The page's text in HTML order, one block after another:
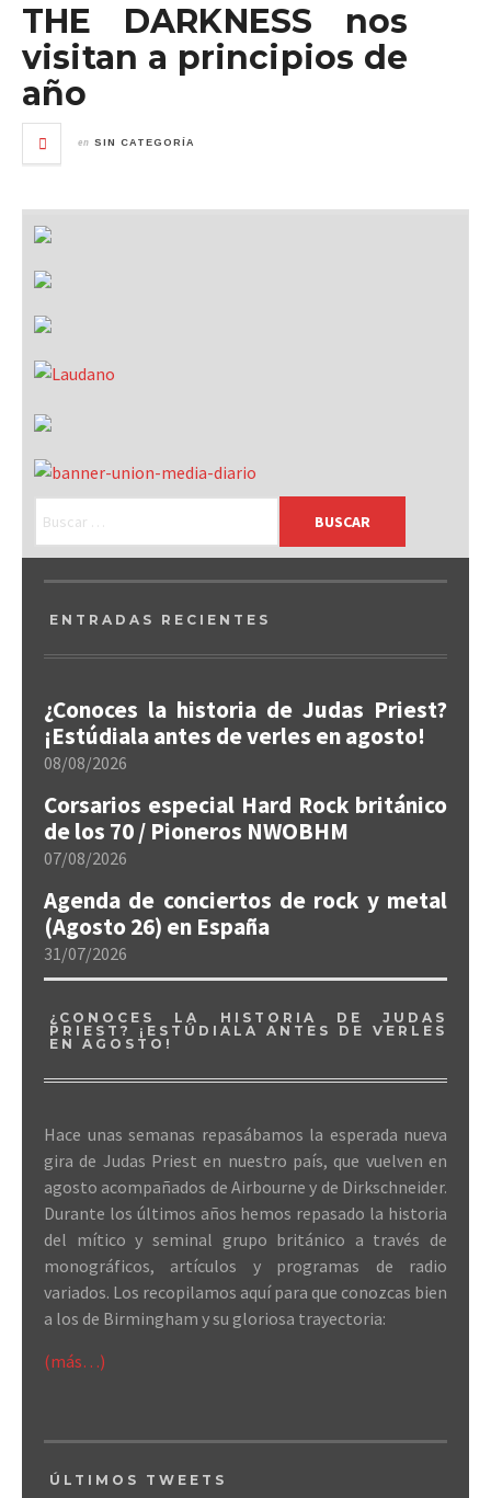
THE DARKNESS nos
visitan a principios de
año
en SIN CATEGORÍA
ENTRADAS RECIENTES
¿Conoces la historia de Judas Priest?
¡Estúdiala antes de verles en agosto!
08/08/2026
Corsarios especial Hard Rock británico
de los 70 / Pioneros NWOBHM
07/08/2026
Agenda de conciertos de rock y metal
(Agosto 26) en España
31/07/2026
¿CONOCES LA HISTORIA DE JUDAS
PRIEST? ¡ESTÚDIALA ANTES DE VERLES
EN AGOSTO!
Hace unas semanas repasábamos la esperada nueva
gira de Judas Priest en nuestro país, que vuelven en
agosto acompañados de Airbourne y de Dirkschneider.
Durante los últimos años hemos repasado la historia
del mítico y seminal grupo británico a través de
monográficos, artículos y programas de radio
variados. Los recopilamos aquí para que conozcas bien
a los de Birmingham y su gloriosa trayectoria:
(más…)
ÚLTIMOS TWEETS